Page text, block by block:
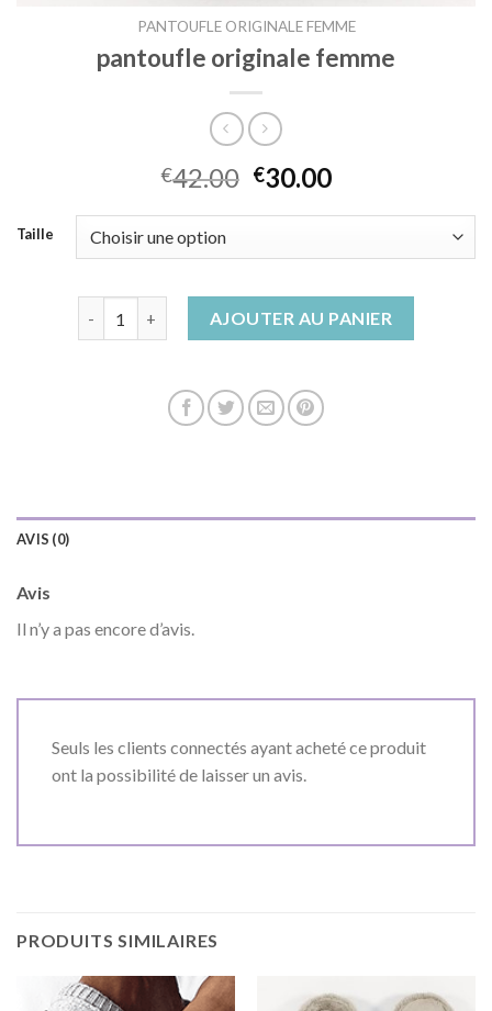
PANTOUFLE ORIGINALE FEMME
pantoufle originale femme
€42.00 €30.00
Taille
AJOUTER AU PANIER
AVIS (0)
Avis
Il n’y a pas encore d’avis.
Seuls les clients connectés ayant acheté ce produit
ont la possibilité de laisser un avis.
PRODUITS SIMILAIRES